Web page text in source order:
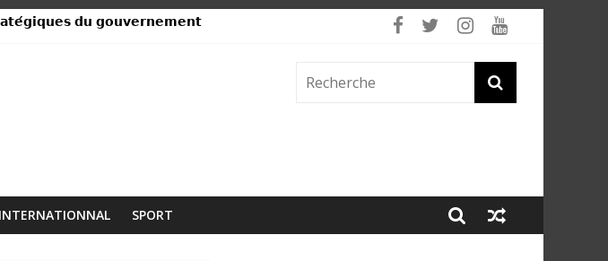
𝗱𝘂 𝗴𝗼𝘂𝘃𝗲𝗿𝗻𝗲𝗺𝗲𝗻𝘁
de la grande mosquée
INTERNATIONNAL SPORT